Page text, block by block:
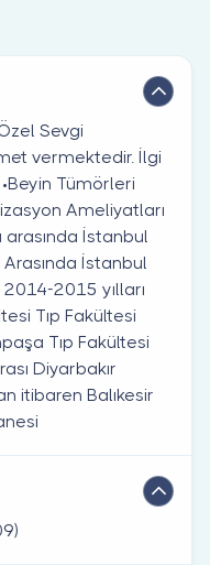
Sevgi
vermektedir. İlgi
•Beyin Tümörleri
Ameliyatları
İstanbul
İstanbul
2015 yılları
Tıp Fakültesi
Tıp Fakültesi
Diyarbakır
itibaren Balıkesir